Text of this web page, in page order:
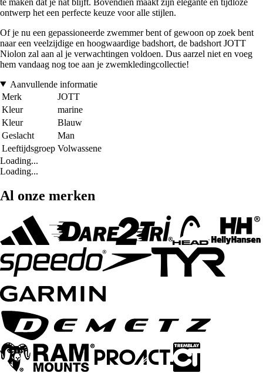
ontwerp het een perfecte keuze voor alle stijlen.
Of je nu een gepassioneerde zwemmer bent of gewoon op zoek bent
naar een veelzijdige en hoogwaardige badshort, de badshort JOTT
Niolon zal aan al je verwachtingen voldoen. Dus aarzel niet en voeg
hem vandaag nog toe aan je zwemkledingcollectie!
Aanvullende informatie
Merk
JOTT
Kleur
marine
Kleur
Blauw
Geslacht
Man
Leeftijdsgroep Volwassene
Loading...
Loading...
Al onze merken